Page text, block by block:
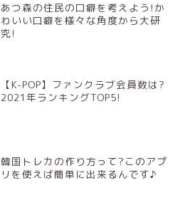
あつ森の住民の口癖を考えよう!か
わいい口癖を様々な角度から大研
究!
【K-POP】ファンクラブ会員数は?
2021年ランキングTOP5!
韓国トレカの作り方って?このアプ
リを使えば簡単に出来るんです♪